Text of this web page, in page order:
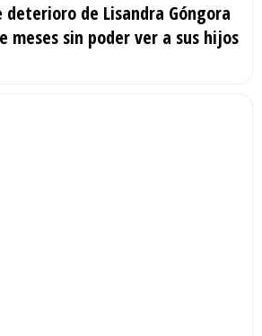
deterioro de Lisandra Góngora
meses sin poder ver a sus hijos